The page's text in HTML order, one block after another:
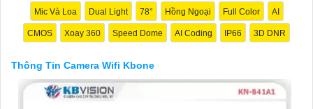
Mic Và Loa Dual Light 78° Hồng Ngoại Full Color AI
CMOS Xoay 360 Speed Dome AI Coding IP66 3D DNR
Thông Tin Camera Wifi Kbone